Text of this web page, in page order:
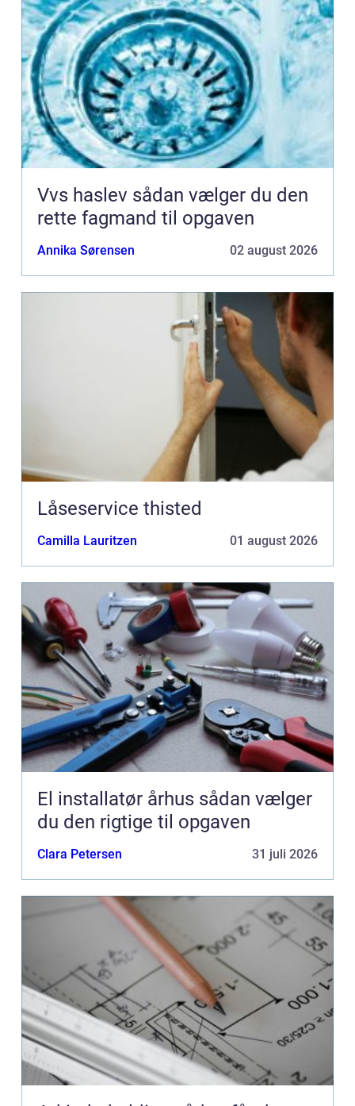
Vvs haslev sådan vælger du den
rette fagmand til opgaven
Annika Sørensen 02 august 2026
Låseservice thisted
Camilla Lauritzen 01 august 2026
El installatør århus sådan vælger
du den rigtige til opgaven
Clara Petersen 31 juli 2026